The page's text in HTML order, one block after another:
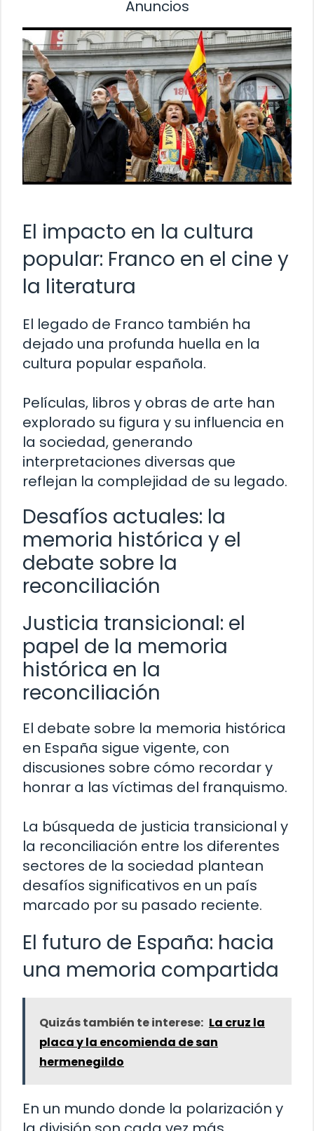
Anuncios
El impacto en la cultura
popular: Franco en el cine y
la literatura
El legado de Franco también ha
dejado una profunda huella en la
cultura popular española.
Películas, libros y obras de arte han
explorado su figura y su influencia en
la sociedad, generando
interpretaciones diversas que
reflejan la complejidad de su legado.
Desafíos actuales: la
memoria histórica y el
debate sobre la
reconciliación
Justicia transicional: el
papel de la memoria
histórica en la
reconciliación
El debate sobre la memoria histórica
en España sigue vigente, con
discusiones sobre cómo recordar y
honrar a las víctimas del franquismo.
La búsqueda de justicia transicional y
la reconciliación entre los diferentes
sectores de la sociedad plantean
desafíos significativos en un país
marcado por su pasado reciente.
El futuro de España: hacia
una memoria compartida
Quizás también te interese: La cruz la
placa y la encomienda de san
hermenegildo
En un mundo donde la polarización y